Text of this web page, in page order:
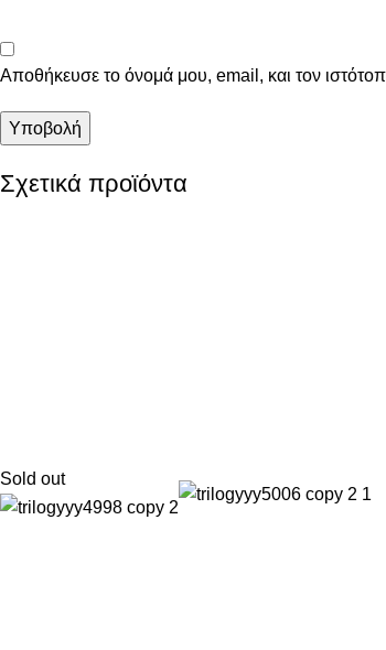
Αποθήκευσε το όνομά μου, email, και τον
Σχετικά προϊόντα
Sold out